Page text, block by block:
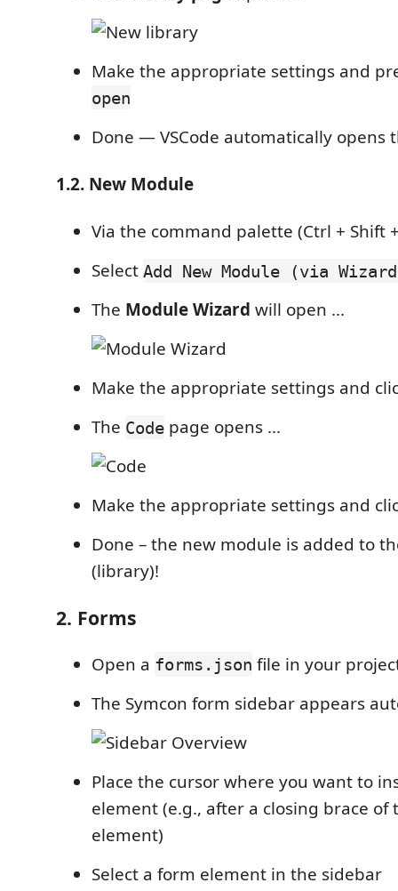
Make the appropriate settings and
open
Done — VSCode automatically opens
1.2. New Module
Via the command palette (Ctrl + Shift
Select Add New Module (via
The Module Wizard will open ...
Make the appropriate settings and
The Code page opens ...
Make the appropriate settings and
Done – the new module is added to
(library)!
2. Forms
Open a forms.json file in your
The Symcon form sidebar appears
Place the cursor where you want to
element (e.g., after a closing brace of
element)
Select a form element in the sidebar